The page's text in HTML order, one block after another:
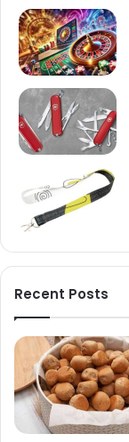
Recent Posts